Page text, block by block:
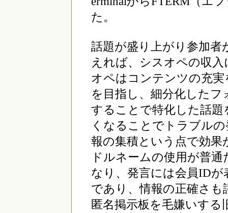
た。
話題が盛り上がり参加者
えれば、シスオペの収
オペはコンテンツの充
を目指し、細分化した
することで特化した話
くなることでトラブル
報の集積という点で効
ドルネームの使用が普
なり、発言には会員ID
であり、情報の正確さ
匿名掲示板を毛嫌いす